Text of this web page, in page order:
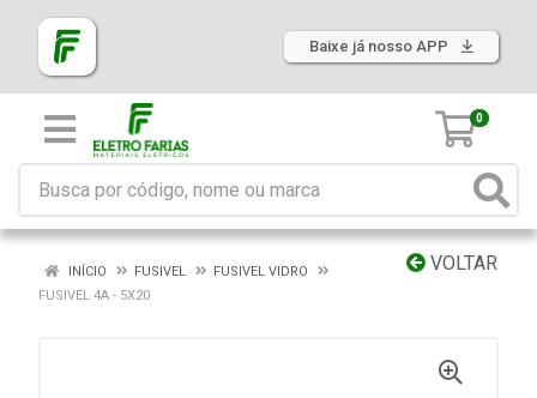
Baixe já nosso APP
0
VOLTAR
INÍCIO FUSIVEL
FUSIVEL VIDRO
FUSIVEL 4A - 5X20